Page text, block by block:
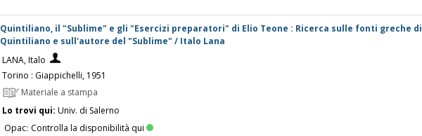
Quintiliano, il "Sublime" e gli "Esercizi preparatori" di Elio Teone : Ricerca sulle fonti greche di
Quintiliano e sull'autore del "Sublime" / Italo Lana
LANA, Italo
Torino : Giappichelli, 1951
Materiale a stampa
Lo trovi qui: Univ. di Salerno
Opac: Controlla la disponibilità qui